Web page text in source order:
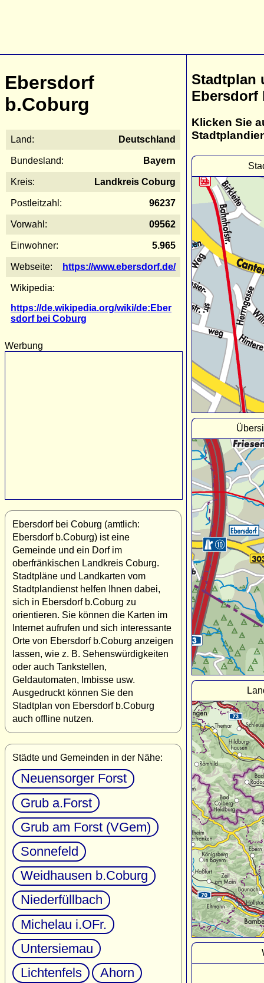
Ebersdorf
b.Coburg
Land: Deutschland
Bundesland: Bayern
Kreis: Landkreis Coburg
Postleitzahl: 96237
Vorwahl: 09562
Einwohner: 5.965
Webseite: https://www.ebersdorf.de/
Wikipedia:
https://de.wikipedia.org/wiki/de:Eber
sdorf bei Coburg
Werbung
Ebersdorf bei Coburg (amtlich:
Ebersdorf b.Coburg) ist eine
Gemeinde und ein Dorf im
oberfränkischen Landkreis Coburg.
Stadtpläne und Landkarten vom
Stadtplandienst helfen Ihnen dabei,
sich in Ebersdorf b.Coburg zu
orientieren. Sie können die Karten im
Internet aufrufen und sich interessante
Orte von Ebersdorf b.Coburg anzeigen
lassen, wie z. B. Sehenswürdigkeiten
oder auch Tankstellen,
Geldautomaten, Imbisse usw.
Ausgedruckt können Sie den
Stadtplan von Ebersdorf b.Coburg
auch offline nutzen.
Städte und Gemeinden in der Nähe:
Neuensorger Forst
Grub a.Forst
Grub am Forst (VGem)
Sonnefeld
Weidhausen b.Coburg
Niederfüllbach
Michelau i.OFr.
Untersiemau
Lichtenfels
Ahorn
Stadtplan
Ebersdorf
Klicken Sie